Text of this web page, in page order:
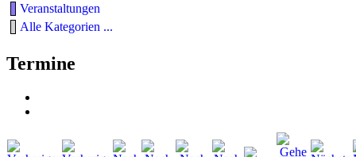
Veranstaltungen
Alle Kategorien ...
Termine